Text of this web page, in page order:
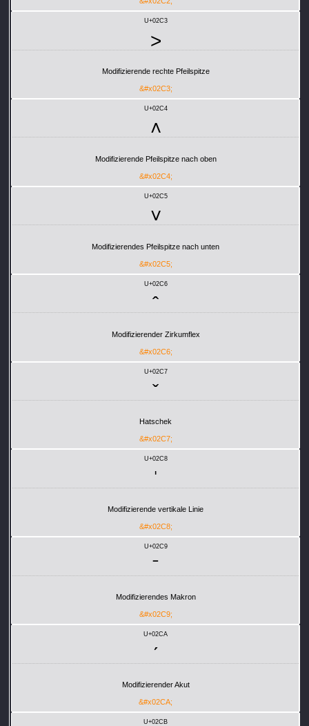
U+02C3
˃
Modifizierende rechte Pfeilspitze
&#x02C3;
U+02C4
˄
Modifizierende Pfeilspitze nach oben
&#x02C4;
U+02C5
˅
Modifizierendes Pfeilspitze nach unten
&#x02C5;
U+02C6
ˆ
Modifizierender Zirkumflex
&#x02C6;
U+02C7
ˇ
Hatschek
&#x02C7;
U+02C8
ˈ
Modifizierende vertikale Linie
&#x02C8;
U+02C9
ˉ
Modifizierendes Makron
&#x02C9;
U+02CA
ˊ
Modifizierender Akut
&#x02CA;
U+02CB